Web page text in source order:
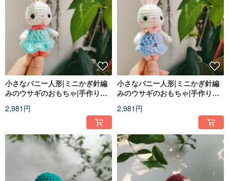
小さなバニー人形|ミニかぎ針編
みのウサギのおもちゃ|手作りあ
2,981円
小さなバニー人形|ミニかぎ針編
みのウサギのおもちゃ|手作りあ
2,981円